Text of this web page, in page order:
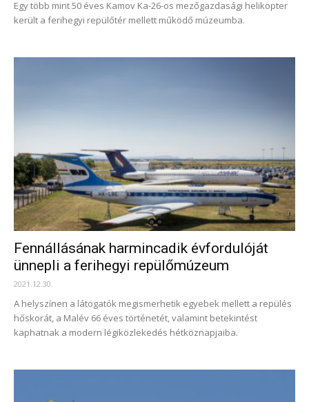
Egy több mint 50 éves Kamov Ka-26-os mezőgazdasági helikopter
került a ferihegyi repülőtér mellett működő múzeumba.
Fennállásának harmincadik évfordulóját
ünnepli a ferihegyi repülőmúzeum
2021.12.30.
A helyszínen a látogatók megismerhetik egyebek mellett a repülés
hőskorát, a Malév 66 éves történetét, valamint betekintést
kaphatnak a modern légiközlekedés hétköznapjaiba.